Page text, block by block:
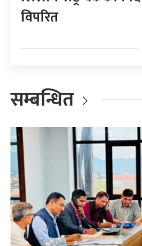
विपरित
सम्बन्धित